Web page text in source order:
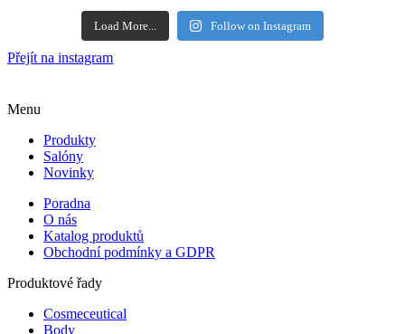
Load More... Follow on Instagram
Přejít na instagram
Menu
Produkty
Salóny
Novinky
Poradna
O nás
Katalog produktů
Obchodní podmínky a GDPR
Produktové řady
Cosmeceutical
Body